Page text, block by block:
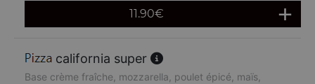
11.90€
california super
Base crème fraîche, mozzarella, poulet épicé, maïs,